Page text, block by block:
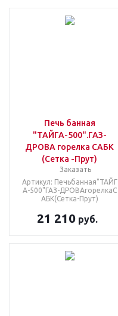
Печь банная
"ТАЙГА-500".ГАЗ-
ДРОВА горелка САБК
(Сетка -Прут)
Заказать
Артикул: Печьбанная"ТАЙГ
А-500"ГАЗ-ДРОВАгорелкаС
АБК(Сетка-Прут)
21 210 руб.